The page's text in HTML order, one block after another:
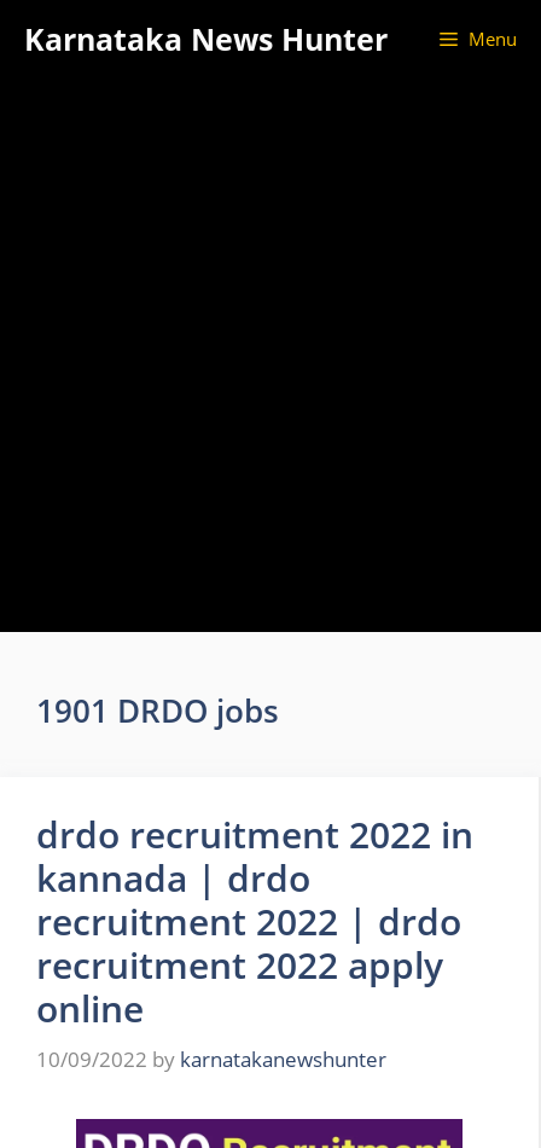
Karnataka News Hunter Menu
1901 DRDO jobs
drdo recruitment 2022 in
kannada | drdo
recruitment 2022 | drdo
recruitment 2022 apply
online
10/09/2022 by karnatakanewshunter